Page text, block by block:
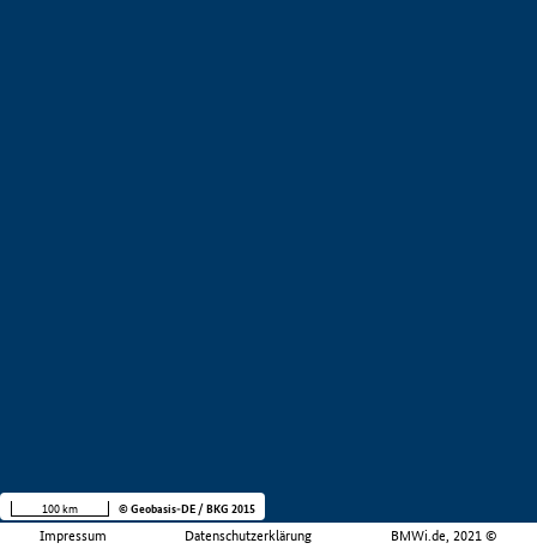
Impressum Datenschutzerklärung BMWi.de, 2021 ©
100 km © Geobasis-DE / BKG 2015